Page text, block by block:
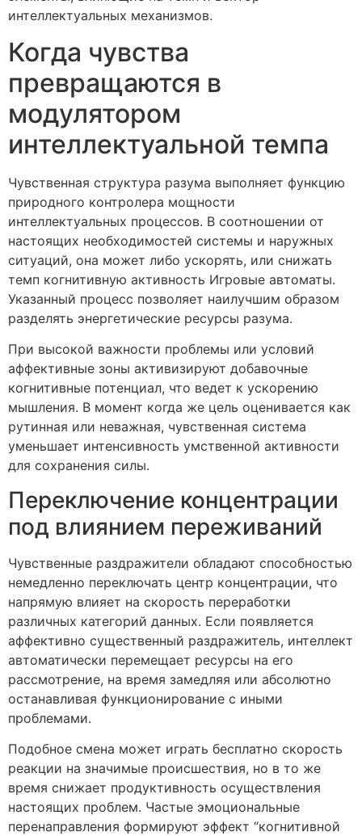
интеллектуальных механизмов.
Когда чувства
превращаются в
модулятором
интеллектуальной темпа
Чувственная структура разума выполняет функцию
природного контролера мощности
интеллектуальных процессов. В соотношении от
настоящих необходимостей системы и наружных
ситуаций, она может либо ускорять, или снижать
темп когнитивную активность Игровые автоматы.
Указанный процесс позволяет наилучшим образом
разделять энергетические ресурсы разума.
При высокой важности проблемы или условий
аффективные зоны активизируют добавочные
когнитивные потенциал, что ведет к ускорению
мышления. В момент когда же цель оценивается как
рутинная или неважная, чувственная система
уменьшает интенсивность умственной активности
для сохранения силы.
Переключение концентрации
под влиянием переживаний
Чувственные раздражители обладают способностью
немедленно переключать центр концентрации, что
напрямую влияет на скорость переработки
различных категорий данных. Если появляется
аффективно существенный раздражитель, интеллект
автоматически перемещает ресурсы на его
рассмотрение, на время замедляя или абсолютно
останавливая функционирование с иными
проблемами.
Подобное смена может играть бесплатно скорость
реакции на значимые происшествия, но в то же
время снижает продуктивность осуществления
настоящих проблем. Частые эмоциональные
перенаправления формируют эффект “когнитивной